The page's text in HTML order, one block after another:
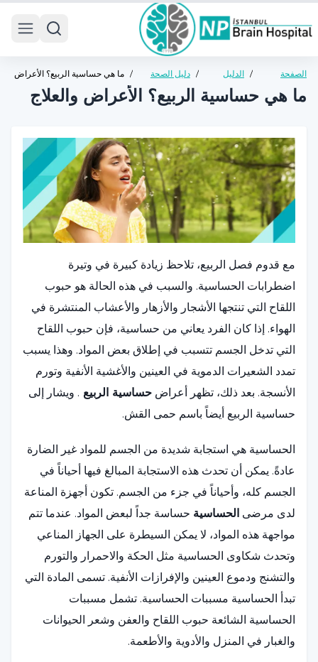
الصفحة
الرئيسية
/ الدليل
الصحي
/ دليل الصحة
العامة
/ ما هي حساسية الربيع؟ الأعراض
والعلاج
ما هي حساسية الربيع؟ الأعراض والعلاج
مع قدوم فصل الربيع، تلاحظ زيادة كبيرة في وتيرة
اضطرابات الحساسية. والسبب في هذه الحالة هو حبوب
اللقاح التي تنتجها الأشجار والأزهار والأعشاب المنتشرة في
الهواء. إذا كان الفرد يعاني من حساسية، فإن حبوب اللقاح
التي تدخل الجسم تتسبب في إطلاق بعض المواد. وهذا يسبب
تمدد الشعيرات الدموية في العينين والأغشية الأنفية وتورم
الأنسجة. بعد ذلك، تظهر أعراض حساسية الربيع . ويشار إلى
حساسية الربيع أيضاً باسم حمى القش.
الحساسية هي استجابة شديدة من الجسم للمواد غير الضارة
عادةً. يمكن أن تحدث هذه الاستجابة المبالغ فيها أحياناً في
الجسم كله، وأحياناً في جزء من الجسم. تكون أجهزة المناعة
لدى مرضى الحساسية حساسة جداً لبعض المواد. عندما تتم
مواجهة هذه المواد، لا يمكن السيطرة على الجهاز المناعي
وتحدث شكاوى الحساسية مثل الحكة والاحمرار والتورم
والتشنج ودموع العينين والإفرازات الأنفية. تسمى المادة التي
تبدأ الحساسية مسببات الحساسية. تشمل مسببات
الحساسية الشائعة حبوب اللقاح والعفن وشعر الحيوانات
والغبار في المنزل والأدوية والأطعمة.